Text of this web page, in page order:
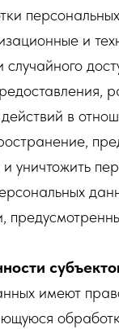
и
в
уничтожить
имеют